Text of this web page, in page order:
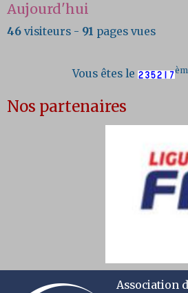
Aujourd'hui
46 visiteurs - 91 pages vues
Vous êtes le
Nos partenaires
Association